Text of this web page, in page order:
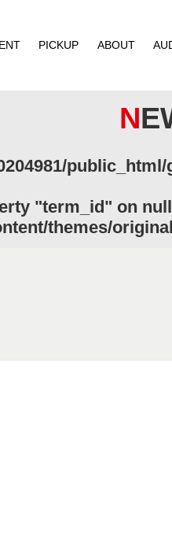
PICKUP ABOUT
"term_id" on
themes/